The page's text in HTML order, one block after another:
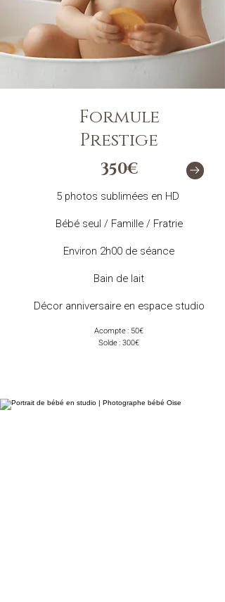
Formule
Prestige
350€
5 photos sublimées en HD
Bébé seul / Famille / Fratrie
Environ 2h00 de séance
Bain de lait
Décor anniversaire en espace studio
Acompte : 50€
Solde : 300€